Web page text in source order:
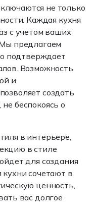
не только
Каждая кухня
с учетом ваших
предлагаем
подтверждает
Возможность
и
создать
беспокоясь о
в интерьере,
в стиле
для создания
сочетают в
ценность,
вас долгое